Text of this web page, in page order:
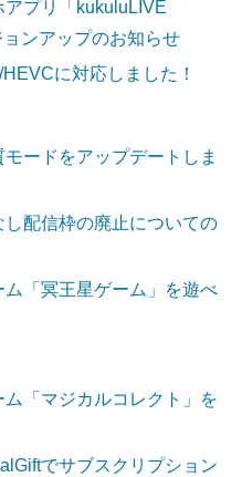
アプリ「kukuluLIVE
ンアップのお知らせ
に対応しました！
モードをアップデートしま
し配信枠の廃止についての
ム「冥王星ゲーム」を遊べ
ム「マジカルコレクト」を
でサブスクリプション